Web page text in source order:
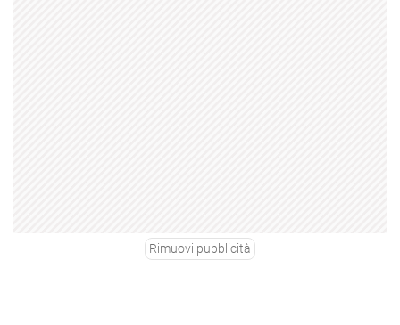
Rimuovi pubblicità